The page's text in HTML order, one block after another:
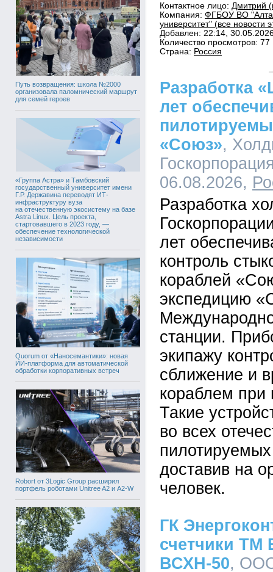
Путь возвращения: школа №2000
организовала паломнический маршрут
для семей героев
«Группа Астра» и Тамбовский
государственный университет имени
Г.Р. Державина переводят ИТ-
инфраструктуру вуза
на отечественную экосистему на базе
Astra Linux. Цель проекта,
стартовавшего в 2023 году, —
обеспечение технологической
независимости
Quorum от «Наносемантики»: новая
ИИ-платформа для автоматической
обработки корпоративных встреч
Robort от 3Logic Group расширил
портфель роботами Unitree A2 и A2-W
Контактное лицо: Дмитрий
Компания: ФГБОУ ВО
университет" (все новости
Добавлен: 22:14,
Количество просмотров: 77
Страна: Россия
Разработка
лет
«Союз»,
06.08.2026,
Разработка
лет
контроль
кораблей
экспедицию
станции.
экипажу
сближение и
кораблем при
Такие
во всех
доставив на
человек.
ГК
счетчики ТМ
ВСХН-50,